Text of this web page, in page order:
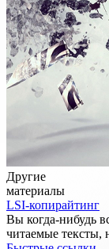
Другие
материалы
LSI-копирайтинг
Вы когда-нибудь
читаемые тексты,